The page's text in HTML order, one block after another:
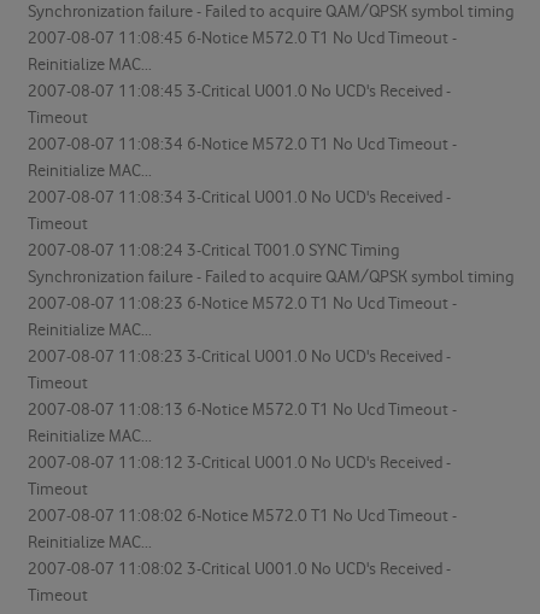
Synchronization failure - Failed to acquire QAM/QPSK symbol timing
2007-08-07 11:08:45 6-Notice M572.0 T1 No Ucd Timeout -
Reinitialize MAC...
2007-08-07 11:08:45 3-Critical U001.0 No UCD's Received -
Timeout
2007-08-07 11:08:34 6-Notice M572.0 T1 No Ucd Timeout -
Reinitialize MAC...
2007-08-07 11:08:34 3-Critical U001.0 No UCD's Received -
Timeout
2007-08-07 11:08:24 3-Critical T001.0 SYNC Timing
Synchronization failure - Failed to acquire QAM/QPSK symbol timing
2007-08-07 11:08:23 6-Notice M572.0 T1 No Ucd Timeout -
Reinitialize MAC...
2007-08-07 11:08:23 3-Critical U001.0 No UCD's Received -
Timeout
2007-08-07 11:08:13 6-Notice M572.0 T1 No Ucd Timeout -
Reinitialize MAC...
2007-08-07 11:08:12 3-Critical U001.0 No UCD's Received -
Timeout
2007-08-07 11:08:02 6-Notice M572.0 T1 No Ucd Timeout -
Reinitialize MAC...
2007-08-07 11:08:02 3-Critical U001.0 No UCD's Received -
Timeout